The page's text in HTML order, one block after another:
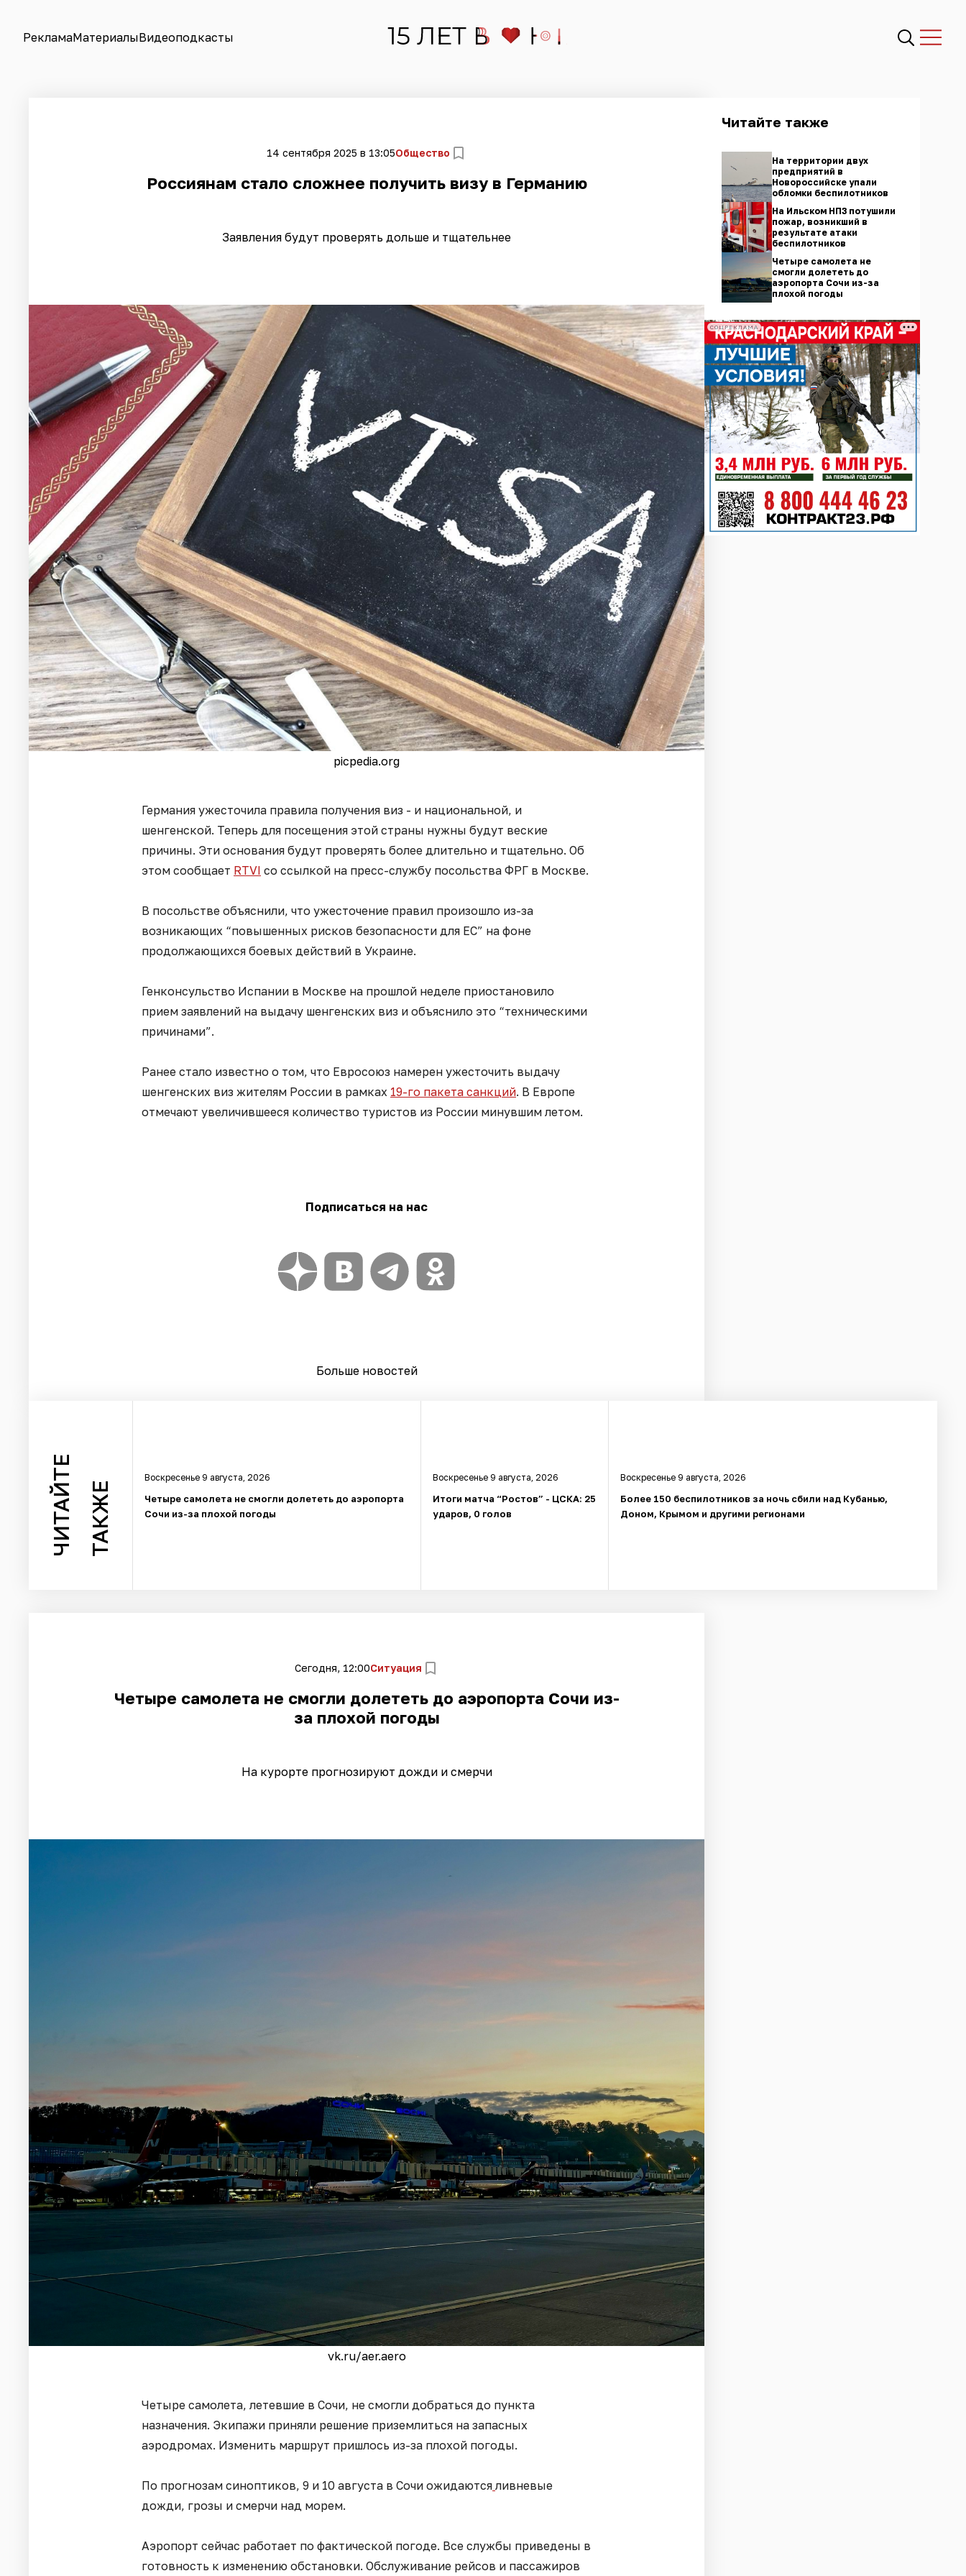
РекламаМатериалыВидеоподкасты
14 сентября 2025 в 13:05Общество
Россиянам стало сложнее получить визу в Германию
Заявления будут проверять дольше и тщательнее
picpedia.org
Германия ужесточила правила получения виз - и национальной, и
шенгенской. Теперь для посещения этой страны нужны будут веские
причины. Эти основания будут проверять более длительно и тщательно. Об
этом сообщает RTVI со ссылкой на пресс-службу посольства ФРГ в Москве.
В посольстве объяснили, что ужесточение правил произошло из-за
возникающих “повышенных рисков безопасности для ЕС” на фоне
продолжающихся боевых действий в Украине.
Генконсульство Испании в Москве на прошлой неделе приостановило
прием заявлений на выдачу шенгенских виз и объяснило это “техническими
причинами”.
Ранее стало известно о том, что Евросоюз намерен ужесточить выдачу
шенгенских виз жителям России в рамках 19-го пакета санкций. В Европе
отмечают увеличившееся количество туристов из России минувшим летом.
Подписаться на нас
Больше новостей
Читайте также
На территории двух
предприятий в
Новороссийске упали
обломки беспилотников
На Ильском НПЗ потушили
пожар, возникший в
результате атаки
беспилотников
Четыре самолета не
смогли долететь до
аэропорта Сочи из-за
плохой погоды
СОЦРЕКЛАМА
ЧИТАЙТЕ ТАКЖЕ
Воскресенье 9 августа, 2026
Четыре самолета не смогли долететь до аэропорта
Сочи из-за плохой погоды
Воскресенье 9 августа, 2026
Итоги матча “Ростов” - ЦСКА: 25
ударов, 0 голов
Воскресенье 9 августа, 2026
Более 150 беспилотников за ночь сбили над Кубанью,
Доном, Крымом и другими регионами
Сегодня, 12:00Ситуация
Четыре самолета не смогли долететь до аэропорта Сочи из-
за плохой погоды
На курорте прогнозируют дожди и смерчи
vk.ru/aer.aero
Четыре самолета, летевшие в Сочи, не смогли добраться до пункта
назначения. Экипажи приняли решение приземлиться на запасных
аэродромах. Изменить маршрут пришлось из-за плохой погоды.
По прогнозам синоптиков, 9 и 10 августа в Сочи ожидаются ливневые
дожди, грозы и смерчи над морем.
Аэропорт сейчас работает по фактической погоде. Все службы приведены в
готовность к изменению обстановки. Обслуживание рейсов и пассажиров